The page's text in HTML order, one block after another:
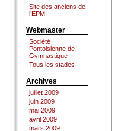
Site des anciens de
l’EPMI
Webmaster
Société
Pontoisienne de
Gymnastique
Tous les stades
Archives
juillet 2009
juin 2009
mai 2009
avril 2009
mars 2009